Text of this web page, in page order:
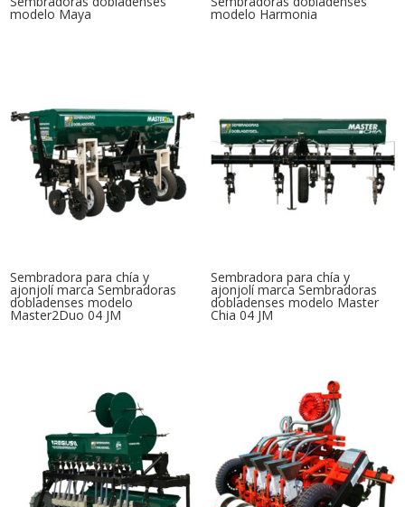
modelo Maya modelo Harmonia
Sembradora para chía y
ajonjolí marca Sembradoras
dobladenses modelo
Master2Duo 04 JM
Sembradora para chía y
ajonjolí marca Sembradoras
dobladenses modelo Master
Chia 04 JM